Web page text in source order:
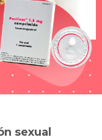
sexual